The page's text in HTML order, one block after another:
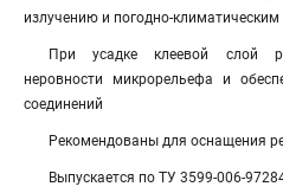
излучению и погодно-
При усадке клеевой слой
неровности микрорельефа и
соединений
Рекомендованы для оснащения
Выпускается по ТУ 3599-006-